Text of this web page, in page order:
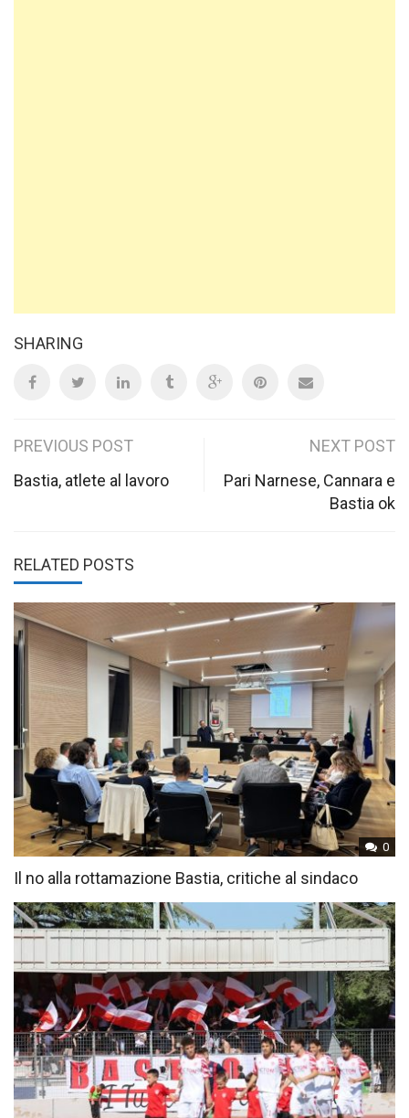
SHARING
Post
navigation
PREVIOUS POST
Bastia, atlete al lavoro
NEXT POST
Pari Narnese, Cannara e
Bastia ok
RELATED POSTS
0
Il no alla rottamazione Bastia, critiche al sindaco